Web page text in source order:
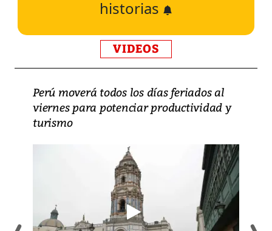
historias
VIDEOS
Perú moverá todos los días feriados al
viernes para potenciar productividad y
turismo